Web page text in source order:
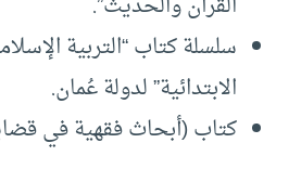
سلسلة كتاب “التربية
الابتدائية” لدولة عُمان.
كتاب (أبحاث فقهية في